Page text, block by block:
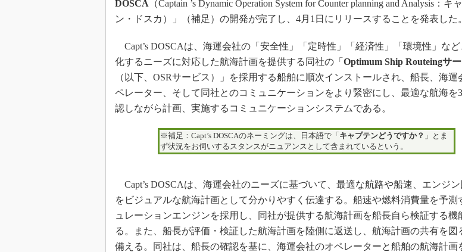
S＆OP
イノベーション
メイドインジャパン
植物工場
海外生産
制御セキュリティ
新型コロナへの対応
DOSCA （Captain ’s Dynamic Operation System for Counter planning and Analysis：キ
ン・ドスカ）」（補足）の開発が完了し、4月1日にリリースすることを発表した。
Capt’s DOSCAは、海運会社の「安全性」「定時性」「経済性」「環境性」な
化するニーズに対応した航海計画を提供する同社の「 Optimum Ship Routeingサ
（以下、OSRサービス）」を採用する船舶に順次インストールされ、船長、海運
ペレーター、そして同社とのコミュニケーションをより緊密にし、最適な航海を
認しながら計画、実施するコミュニケーションシステムである。
※補足：Capt’s DOSCAのネーミングは、日本語で「 キャプテンどうですか？ 」とま
ず状況をお伺いするスタンスがニュアンスとして含まれているという。
Capt’s DOSCAは、海運会社のニーズに基づいて、最適な航路や船速、エンジ
をビジュアルな航海計画として分かりやすく伝達する。船速や燃料消費量を予測
ュレーションエンジンを採用し、同社が提供する航海計画を船長自ら検証する機
る。また、船長が評価・検証した航海計画を陸側に返送し、航海計画の共有を図
備える。同社は、船長の確認を基に、海運会社のオペレーターと船舶の航海計画